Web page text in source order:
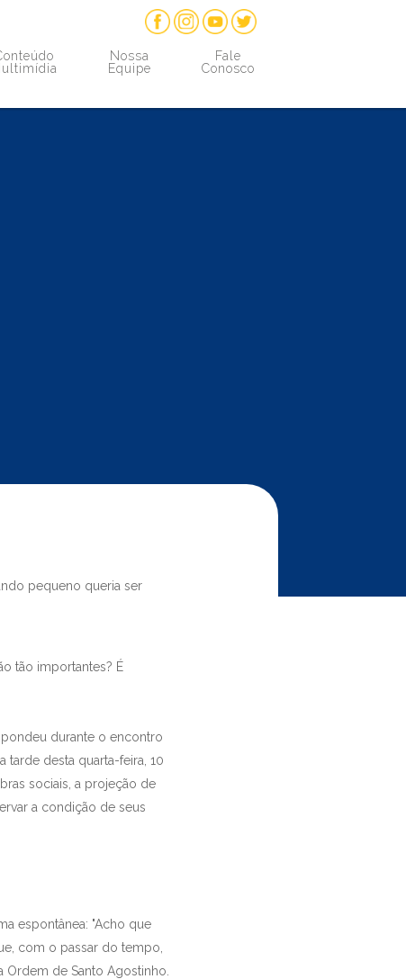
Nossa
Equipe
Fale
Conosco
pequeno queria ser
tão importantes? É
durante o encontro
tarde desta quarta-feira, 10
sociais, a projeção de
a condição de seus
espontânea: "Acho que
com o passar do tempo,
de Santo Agostinho.